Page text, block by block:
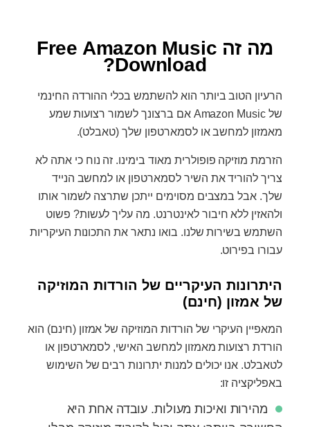
מה זה Free Amazon Music
Download?
הרעיון הטוב ביותר הוא להשתמש בכלי ההורדה החינמי
של Amazon Music אם ברצונך לשמור רצועות שמע
מאמזון למחשב או לסמארטפון שלך (טאבלט).
הזרמת מוזיקה פופולרית מאוד בימינו. זה נוח כי אתה לא
צריך להוריד את השיר לסמארטפון או למחשב הנייד
שלך. אבל במצבים מסוימים ייתכן שתרצה לשמור אותו
ולהאזין ללא חיבור לאינטרנט. מה עליך לעשות? פשוט
השתמש בשירות שלנו. בואו נתאר את התכונות העיקריות
עבורו בפירוט.
היתרונות העיקריים של הורדות המוזיקה
של אמזון (חינם)
המאפיין העיקרי של הורדות המוזיקה של אמזון (חינם) הוא
הורדת רצועות מאמזון למחשב האישי, לסמארטפון או
לטאבלט. אנו יכולים למנות יתרונות רבים של השימוש
באפליקציה זו:
מהירות ואיכות מעולות. עובדה אחת היא